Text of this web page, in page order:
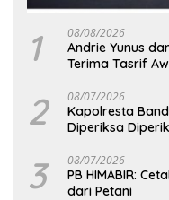
1 08/08/2026
Andrie Yunus
Terima Tasrif
2 08/07/2026
Kapolresta
Diperiksa
3 08/07/2026
PB HIMABIR:
dari Petani